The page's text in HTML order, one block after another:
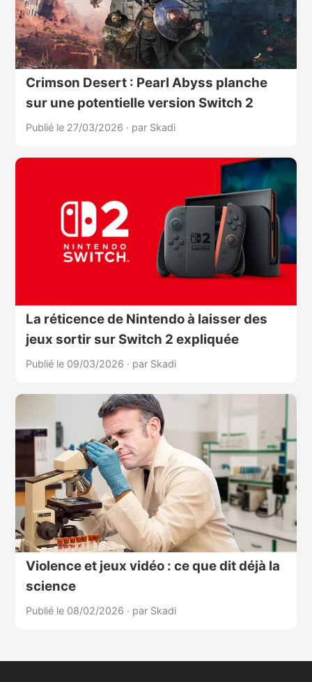
Crimson Desert : Pearl Abyss planche
sur une potentielle version Switch 2
Publié le 27/03/2026 · par Skadi
La réticence de Nintendo à laisser des
jeux sortir sur Switch 2 expliquée
Publié le 09/03/2026 · par Skadi
Violence et jeux vidéo : ce que dit déjà la
science
Publié le 08/02/2026 · par Skadi